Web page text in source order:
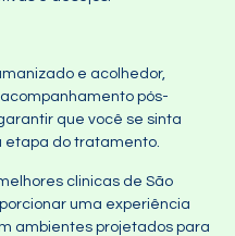
e acolhedor,
pós-
que você se sinta
etapa do tratamento.
clinicas de São
uma experiência
ambientes projetados para